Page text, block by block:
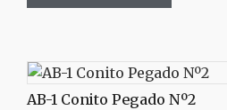
AB-1 Conito Pegado Nº2